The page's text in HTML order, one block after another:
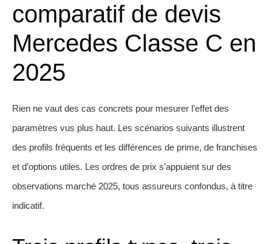
comparatif de devis
Mercedes Classe C en
2025
Rien ne vaut des cas concrets pour mesurer l’effet des
paramètres vus plus haut. Les scénarios suivants illustrent
des profils fréquents et les différences de prime, de franchises
et d’options utiles. Les ordres de prix s’appuient sur des
observations marché 2025, tous assureurs confondus, à titre
indicatif.